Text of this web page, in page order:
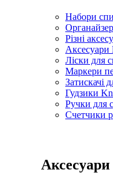
Набори
Різні
Аксесуари
Ліски для
Маркери
Затискачі
Гудзики
Ручки для
Счетчики
Аксесуари